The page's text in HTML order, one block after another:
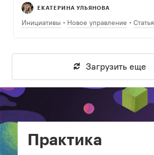
ЕКАТЕРИНА УЛЬЯНОВА
Инициативы Новое управление Статья
Загрузить еще
Практика